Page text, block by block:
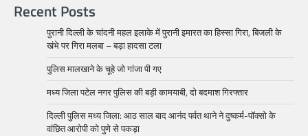
Recent Posts
पुरानी दिल्ली के चांदनी महल इलाके में पुरानी इमारत का हिस्सा गिरा, बिजली के
खंभे पर गिरा मलबा – बड़ा हादसा टला
पुलिस मालखाने के चूहे जो गांजा पी गए
मध्य जिला पटेल नगर पुलिस की बड़ी कामयाबी, दो बदमाश गिरफ्तार
दिल्ली पुलिस मध्य जिला: आठ साल बाद आनंद पर्वत थाने ने दुष्कर्म-पॉक्सो के
वांछित आरोपी को पुणे से पकड़ा